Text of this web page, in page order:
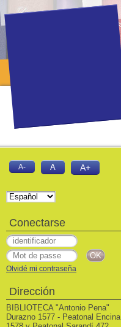
A- A A+
Conectarse
Olvidé mi contraseña
Dirección
BIBLIOTECA "Antonio Pena"
Durazno 1577 - Peatonal Encina